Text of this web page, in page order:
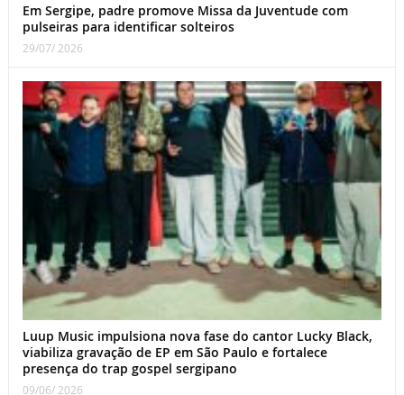
Em Sergipe, padre promove Missa da Juventude com
pulseiras para identificar solteiros
29/07/ 2026
Luup Music impulsiona nova fase do cantor Lucky Black,
viabiliza gravação de EP em São Paulo e fortalece
presença do trap gospel sergipano
09/06/ 2026